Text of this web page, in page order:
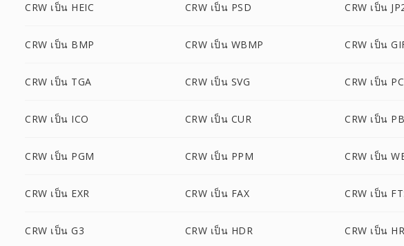
CRW เป็น HEIC CRW เป็น PSD CRW เป็น
CRW เป็น BMP CRW เป็น WBMP CRW เป็น
CRW เป็น TGA CRW เป็น SVG CRW เป็น
CRW เป็น ICO CRW เป็น CUR CRW เป็น
CRW เป็น PGM CRW เป็น PPM CRW เป็น
CRW เป็น EXR CRW เป็น FAX CRW เป็น
CRW เป็น G3 CRW เป็น HDR CRW เป็น